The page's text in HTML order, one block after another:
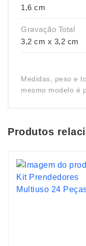
1,6 cm
Gravação Total
3,2 cm x 3,2 cm
Medidas, peso e
mesmo modelo é
Produtos